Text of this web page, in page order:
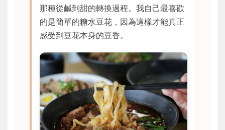
那種從鹹到甜的轉換過程。我自己最喜歡
的是簡單的糖水豆花，因為這樣才能真正
感受到豆花本身的豆香。